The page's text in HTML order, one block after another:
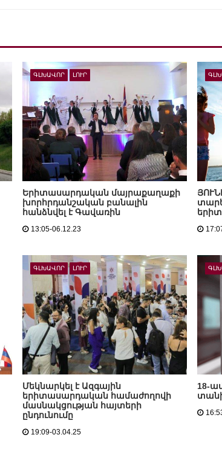
ԳԼԽԱՎՈՐ ԼՈՒՐ
Երիտասարդական մայրաքաղաքի
խորհրդանշական բանալին
հանձնվել է Գավառին
13:05-06.12.23
ԳԼԽԱՎՈՐ ԼՈՒՐ
Մեկնարկել է Ազգային
երիտասարդական համաժողովի
մասնակցության հայտերի
ընդունումը
19:09-03.04.25
18-